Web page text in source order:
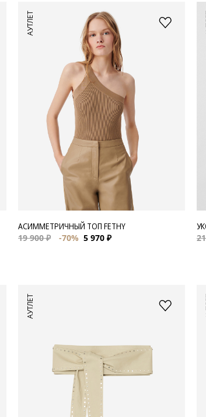
АУТЛЕТ
АСИММЕТРИЧНЫЙ ТОП FETHY
19 900 ₽
-70% 5 970 ₽
АУТЛЕТ